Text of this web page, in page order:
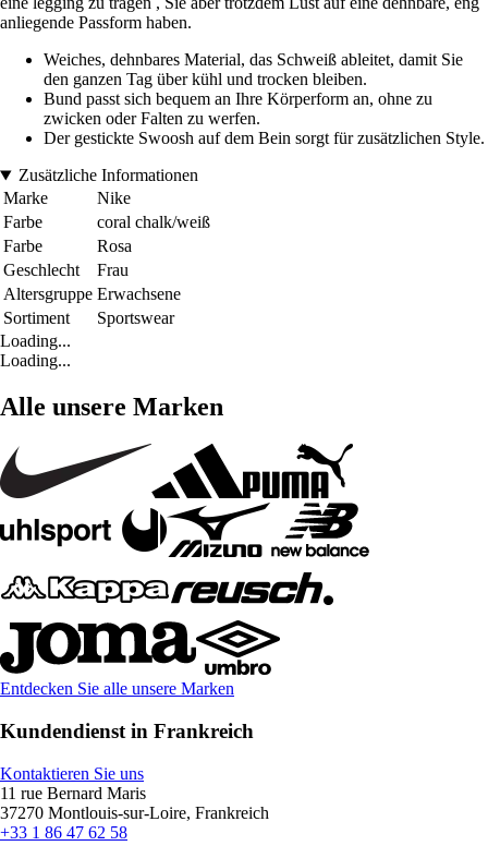
anliegende Passform haben.
Weiches, dehnbares Material, das Schweiß ableitet, damit Sie
den ganzen Tag über kühl und trocken bleiben.
Bund passt sich bequem an Ihre Körperform an, ohne zu
zwicken oder Falten zu werfen.
Der gestickte Swoosh auf dem Bein sorgt für zusätzlichen Style.
Zusätzliche Informationen
Marke
Nike
Farbe
coral chalk/weiß
Farbe
Rosa
Geschlecht
Frau
Altersgruppe Erwachsene
Sortiment
Sportswear
Loading...
Loading...
Alle unsere Marken
Entdecken Sie alle unsere Marken
Kundendienst in Frankreich
Kontaktieren Sie uns
11 rue Bernard Maris
37270 Montlouis-sur-Loire, Frankreich
+33 1 86 47 62 58